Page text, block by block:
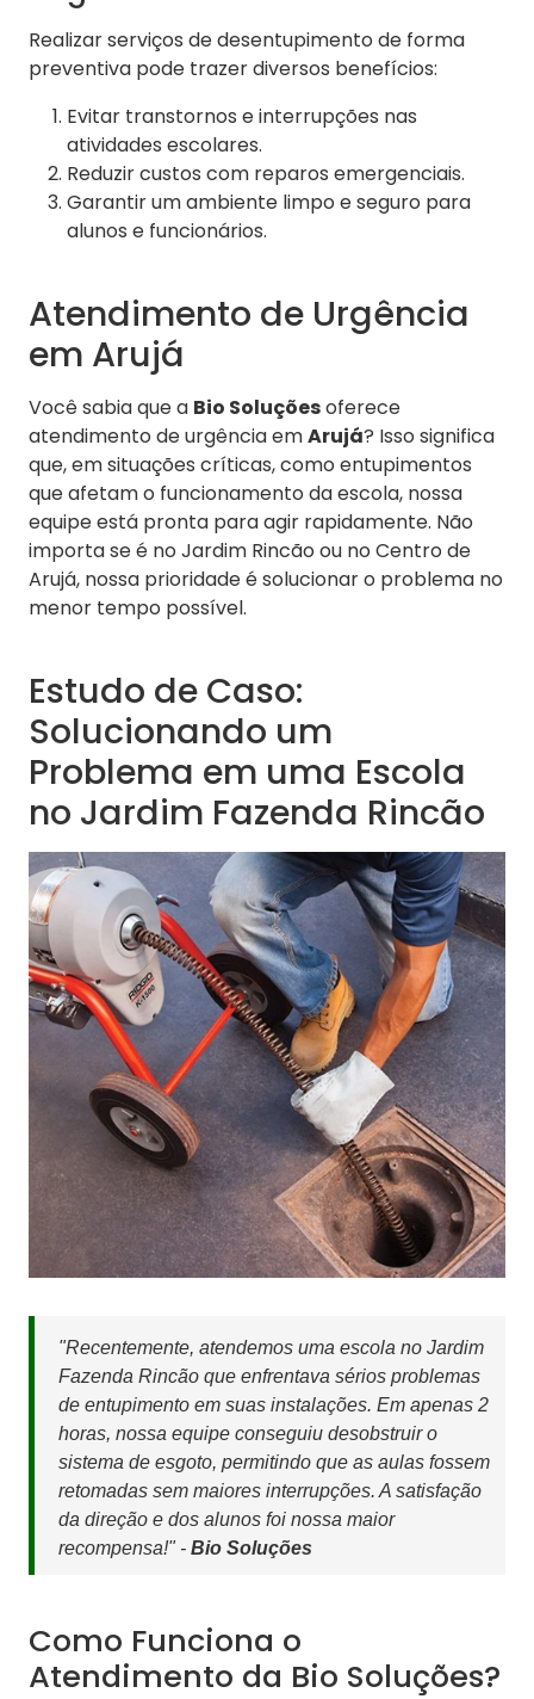
Realizar serviços de desentupimento de forma
preventiva pode trazer diversos benefícios:
Evitar transtornos e interrupções nas
atividades escolares.
Reduzir custos com reparos emergenciais.
Garantir um ambiente limpo e seguro para
alunos e funcionários.
Atendimento de Urgência
em Arujá
Você sabia que a Bio Soluçõesoferece
atendimento de urgência emArujá? Isso significa
que, em situações críticas, como entupimentos
que afetam o funcionamento da escola, nossa
equipe está pronta para agir rapidamente. Não
importa se é no Jardim Rincão ou no Centro de
Arujá, nossa prioridade é solucionar o problema no
menor tempo possível.
Estudo de Caso:
Solucionando um
Problema em uma Escola
no Jardim Fazenda Rincão
"Recentemente, atendemos uma escola no Jardim
Fazenda Rincão que enfrentava sérios problemas
de entupimento em suas instalações. Em apenas 2
horas, nossa equipe conseguiu desobstruir o
sistema de esgoto, permitindo que as aulas fossem
retomadas sem maiores interrupções. A satisfação
da direção e dos alunos foi nossa maior
recompensa!" - Bio Soluções
Como Funciona o
Atendimento da Bio Soluções?